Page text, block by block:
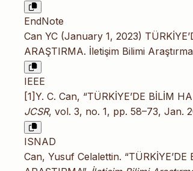
EndNote
Can YC (January 1, 2023)
ARAŞTIRMA. İletişim Bilimi
IEEE
[1]Y. C. Can, “TÜRKİYE’DE BİLİM
JCSR, vol. 3, no. 1, pp. 58–73, Jan.
ISNAD
Can, Yusuf Celalettin. “TÜRKİYE’DE